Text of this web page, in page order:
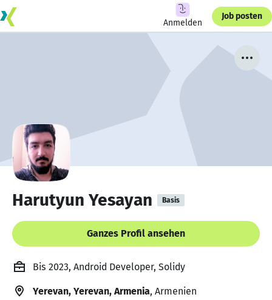
Anmelden
Job posten
Harutyun Yesayan Basis
Ganzes Profil ansehen
Bis 2023, Android Developer, Solidy
Yerevan, Yerevan, Armenia, Armenien